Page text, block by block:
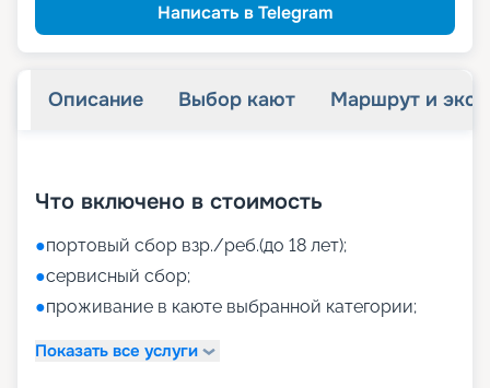
Написать в Telegram
Описание Выбор кают Маршрут и
Что включено в стоимость
●портовый сбор взр./реб.(до 18 лет);
●сервисный сбор;
●проживание в каюте выбранной категории;
Показать все услуги